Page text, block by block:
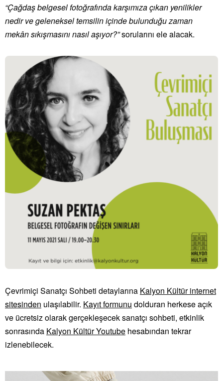
“Çağdaş belgesel fotoğrafında karşımıza çıkan yenilikler
nedir ve geleneksel temsilin içinde bulunduğu zaman
mekân sıkışmasını nasıl aşıyor?”sorularını ele alacak.
Çevrimiçi Sanatçı Sohbeti detaylarına Kalyon Kültür internet
sitesinden ulaşılabilir. Kayıt formunu dolduran herkese açık
ve ücretsiz olarak gerçekleşecek sanatçı sohbeti, etkinlik
sonrasında Kalyon Kültür Youtube hesabından tekrar
izlenebilecek.